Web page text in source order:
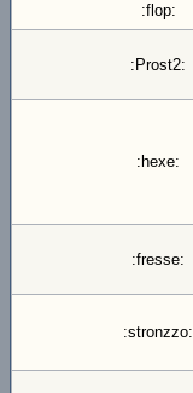
:flop:
:Prost2:
:hexe:
:fresse:
:stronzzo: